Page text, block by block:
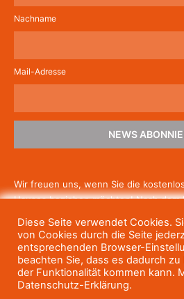
Nachname
Mail-Adresse
NEWS
Wir freuen uns, wenn Sie die
Hauses beziehen möchten! Nach dem
um die Newsletter-Anmeldung
Gratis-News irgendwann nicht mehr
Siesich jederzeit einfach wieder
Diese Seite verwendet Cookies.
von Cookies durch die Seite
entsprechenden Browser-
beachten Sie, dass es dadurch
der Funktionalität kommen kann.
Datenschutz-Erklärung.